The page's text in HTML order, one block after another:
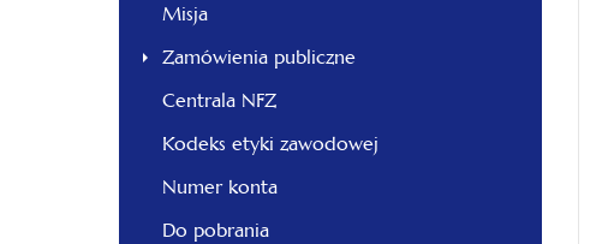
Misja
Zamówienia publiczne
Centrala NFZ
Kodeks etyki zawodowej
Numer konta
Do pobrania